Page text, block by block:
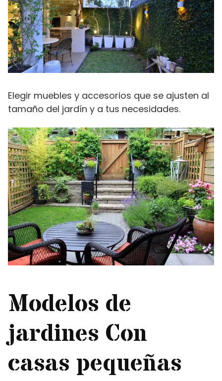
Elegir muebles y accesorios que se ajusten al
tamaño del jardín y a tus necesidades.
Modelos de
jardines Con
casas pequeñas